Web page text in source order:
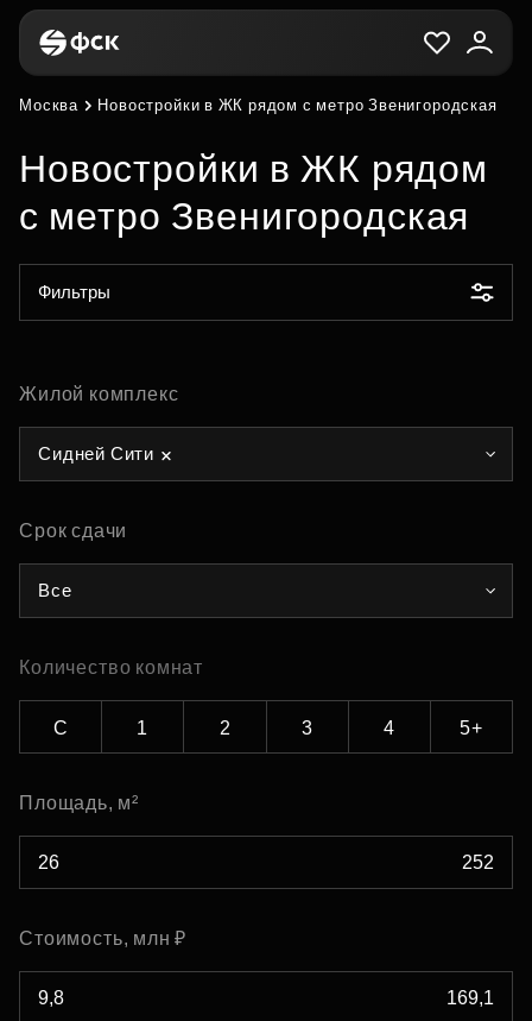
Москва Новостройки в ЖК рядом с метро Звенигородская
Новостройки в ЖК рядом
с метро Звенигородская
Фильтры
Жилой комплекс
Сидней Сити
Срок сдачи
Все
Количество комнат
С 1 2 3 4 5+
Площадь, м²
Стоимость, млн ₽